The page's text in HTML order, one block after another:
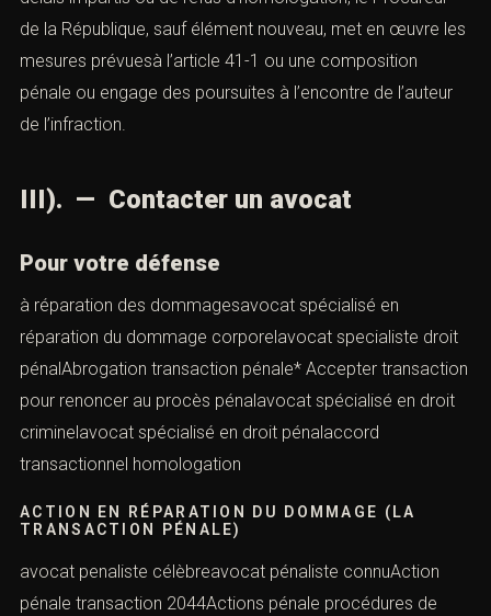
de la République, sauf élément nouveau, met en œuvre les
mesures prévuesà l’article 41-1 ou une composition
pénale ou engage des poursuites à l’encontre de l’auteur
de l’infraction.
III). — Contacter un avocat
Pour votre défense
à réparation des dommagesavocat spécialisé en
réparation du dommage corporelavocat specialiste droit
pénalAbrogation transaction pénale* Accepter transaction
pour renoncer au procès pénalavocat spécialisé en droit
criminelavocat spécialisé en droit pénalaccord
transactionnel homologation
ACTION EN RÉPARATION DU DOMMAGE (LA
TRANSACTION PÉNALE)
avocat penaliste célèbreavocat pénaliste connuAction
pénale transaction 2044Actions pénale procédures de